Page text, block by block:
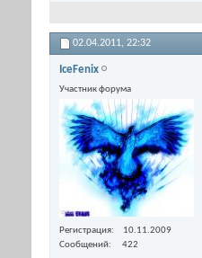
02.04.2011, 22:32
IceFenix
Участник форума
Регистрация
10.11.2009
Сообщений
422